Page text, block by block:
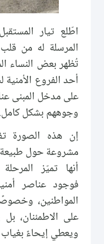
اطّلع تيار
المرسلة له من
تُظهر بعض النساء
أحد الفروع
على مدخل المبنى
وجوههم بشكل
إن هذه الصورة
مشروعة حول
أنها تميّز
فوجود عناصر
المواطنين،
على الاطمئنان،
ويعطي إيحاءً بغياب